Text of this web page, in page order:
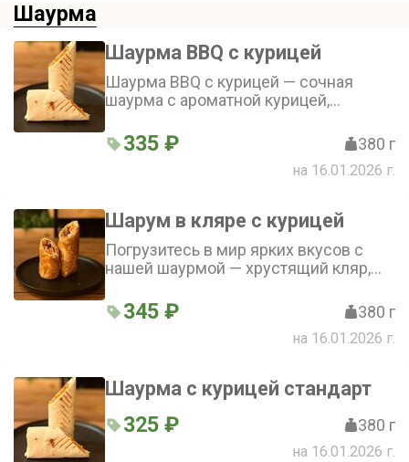
Шаурма
Шаурма BBQ с курицей
Шаурма BBQ с курицей — сочная
шаурма с ароматной курицей,
пикантной корейской морковью и
двумя соусами — барбекю и
фирменным. Лаваш идеально
ингредиентов. Попробуйте и оцените
яркий вкус нашей шаурмы!
335 ₽ 380 г
на 16.01.2026 г.
Шарум в кляре с курицей
Погрузитесь в мир ярких вкусов с
нашей шаурмой — хрустящий кляр,
гармонично сочетаются в каждом
укусе. Лаваш, наполненный
помидором, капустой, корейской
дополняется насыщенным
фирменным соусом. Попробуйте
шарум в кляре с курицей —
идеальное сочетание текстуры и
345 ₽ 380 г
на 16.01.2026 г.
Шаурма с курицей стандарт
325 ₽ 380 г
на 16.01.2026 г.